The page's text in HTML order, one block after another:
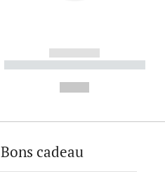
------------
----------- ----------- ----------
Bons cadeau